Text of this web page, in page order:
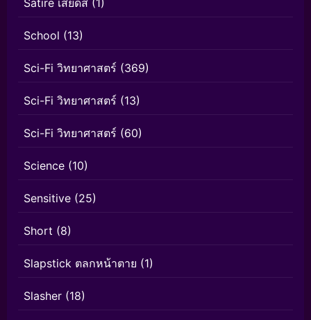
School (13)
Sci-Fi วิทยาศาสตร์ (369)
Sci-Fi วิทยาศาสตร์ (13)
Sci-Fi วิทยาศาสตร์ (60)
Science (10)
Sensitive (25)
Short (8)
Slapstick ตลกหน้าตาย (1)
Slasher (18)